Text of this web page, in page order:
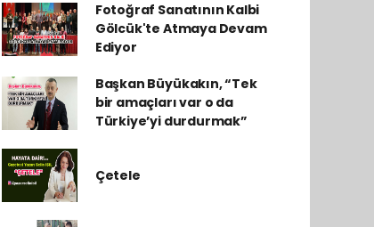
Fotoğraf Sanatının Kalbi
Gölcük'te Atmaya Devam
Ediyor
Başkan Büyükakın, “Tek
bir amaçları var o da
Türkiye’yi durdurmak”
Çetele